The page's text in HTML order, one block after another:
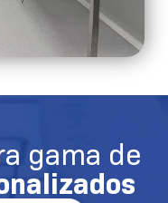
gama de